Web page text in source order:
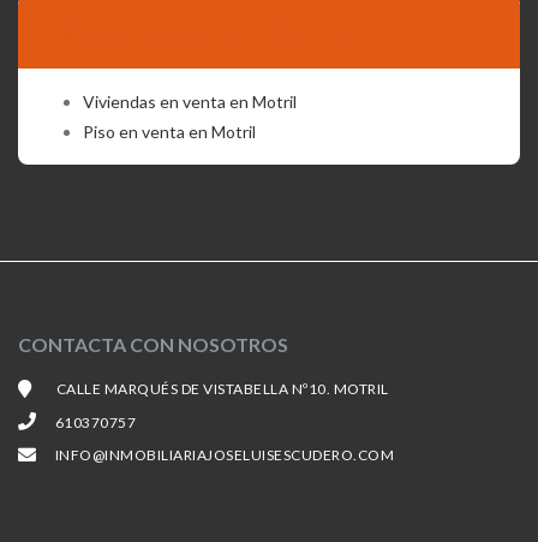
Viviendas en venta en Motril
Piso en venta en Motril
CONTACTA CON NOSOTROS
CALLE MARQUÉS DE VISTABELLA Nº10. MOTRIL
610370757
INFO@INMOBILIARIAJOSELUISESCUDERO.COM